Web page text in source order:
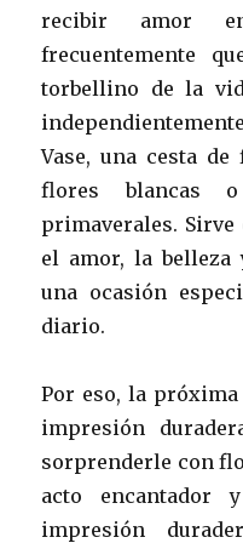
recibir amor
frecuentemente
torbellino de la
Vase, una cesta
flores blancas
primaverales.
el amor, la belleza
una ocasión
diario.
Por eso, la
impresión
sorprenderle con
acto encantador
impresión